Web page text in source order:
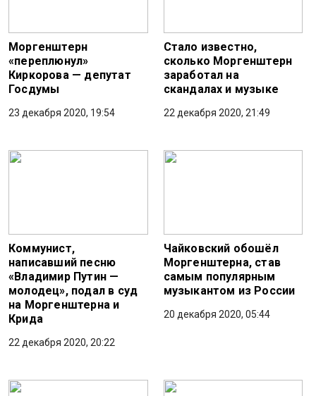
Моргенштерн
«переплюнул»
Киркорова — депутат
Госдумы
23 декабря 2020, 19:54
Стало известно,
сколько Моргенштерн
заработал на
скандалах и музыке
22 декабря 2020, 21:49
Коммунист,
написавший песню
«Владимир Путин —
молодец», подал в суд
на Моргенштерна и
Крида
22 декабря 2020, 20:22
Чайковский обошёл
Моргенштерна, став
самым популярным
музыкантом из России
20 декабря 2020, 05:44